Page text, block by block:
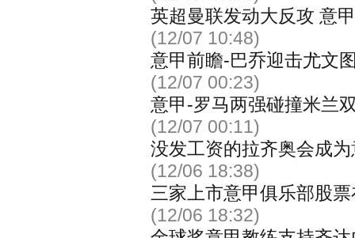
英超曼联发动大反攻 意
(12/07 10:48)
意甲前瞻-巴乔迎击尤文
(12/07 00:23)
意甲-罗马两强碰撞米兰
(12/07 00:11)
没发工资的拉齐奥会成
(12/06 18:38)
三家上市意甲俱乐部股
(12/06 18:32)